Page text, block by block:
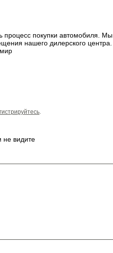
покупки автомобиля.
нашего дилерского
.